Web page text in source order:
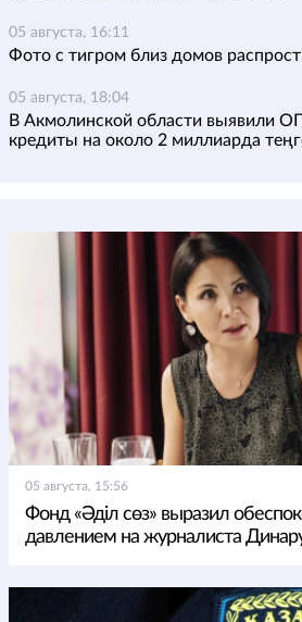
05 августа, 16:11
Фото с тигром близ домов
05 августа, 18:04
В Акмолинской области выявили
кредиты на около 2 миллиарда
05 августа, 15:56
Фонд «Әділ сөз» выразил
давлением на журналиста